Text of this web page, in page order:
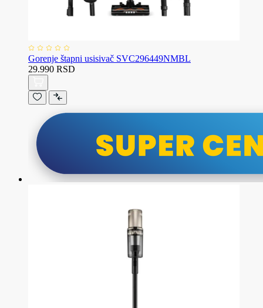
Gorenje štapni usisivač SVC296449NMBL
29.990 RSD